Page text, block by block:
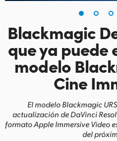
Finland
France
Germany
Hong Kong SAR, China
India
Blackmagic
que ya puede
modelo
Cine
El modelo Blackmagic
actualización de DaVinci
formatoApple Immersive Video
del